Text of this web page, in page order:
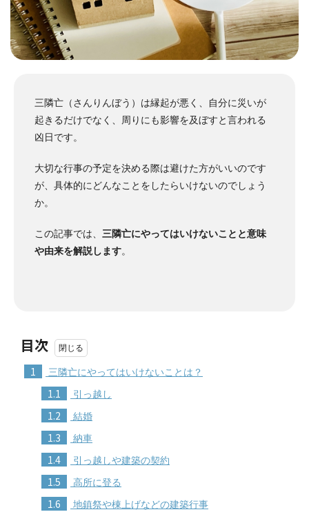
三隣亡（さんりんぼう）は縁起が悪く、自分に災いが
起きるだけでなく、周りにも影響を及ぼすと言われる
凶日です。
大切な行事の予定を決める際は避けた方がいいのです
が、具体的にどんなことをしたらいけないのでしょう
か。
この記事では、 三隣亡にやってはいけないことと意味
や由来を解説します。
目次
1 三隣亡にやってはいけないことは？
1.1 引っ越し
1.2 結婚
1.3 納車
1.4 引っ越しや建築の契約
1.5 高所に登る
1.6 地鎮祭や棟上げなどの建築行事